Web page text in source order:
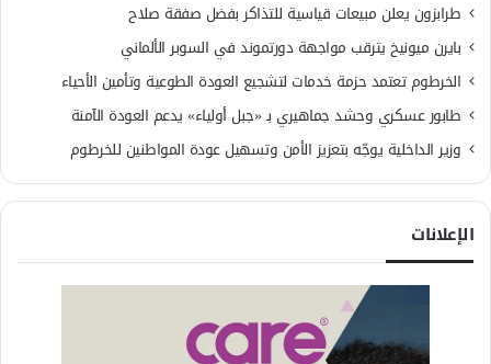
طرابزون يعلن مبيعات قياسية للتذاكر بفضل صفقة صلاح
بايرن ميونيخ يترقب مواجهة دورتموند في السوبر الألماني
الخرطوم تعتمد حزمة خدمات لتشجيع العودة الطوعية وتأمين الأحياء
طابور عسكري وحشد جماهيري بـ «جبل أولياء» يدعم العودة الآمنة
وزير الداخلية يوجّه بتعزيز الأمن وتسهيل عودة المواطنين للخرطوم
الإعلانات